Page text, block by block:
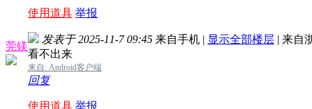
使用道具 举报
莞镁
发表于 2025-11-7 09:45 来自手机 | 显示全部楼层 | 来自
看不出来
来自: Android客户端
回复
使用道具 举报